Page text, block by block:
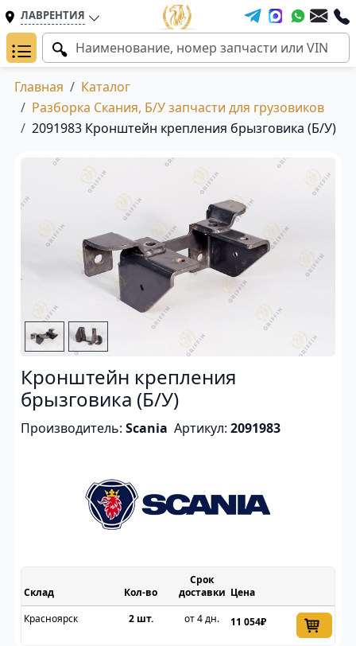
ЛАВРЕНТИЯ
Главная
Каталог
Разборка Скания, Б/У запчасти для грузовиков
2091983 Кронштейн крепления брызговика (Б/У)
Кронштейн крепления
брызговика (Б/У)
Производитель: Scania Артикул: 2091983
Склад
Срок
доставки Цена
Красноярск
2 шт. от 4 дн. 11 054₽